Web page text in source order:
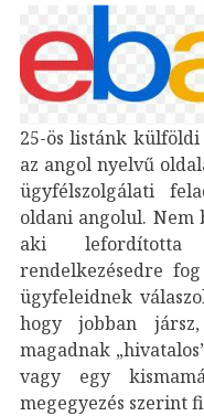
25-ös listánk
az angol nyelvű
ügyfélszolgálati
oldani angolul. Nem
aki
rendelkezésedre
ügyfeleidnek
hogy jobban
magadnak
vagy egy
megegyezés szerint